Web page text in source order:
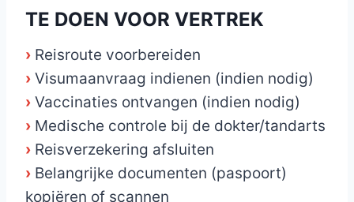
TE DOEN VOOR VERTREK
› Reisroute voorbereiden
› Visumaanvraag indienen (indien nodig)
› Vaccinaties ontvangen (indien nodig)
› Medische controle bij de dokter/tandarts
› Reisverzekering afsluiten
› Belangrijke documenten (paspoort)
kopiëren of scannen